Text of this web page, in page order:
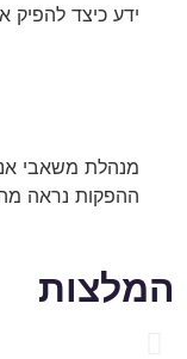
ידע כיצד להפיק
מנהלת משאבי
ההפקות נראה
המלצות